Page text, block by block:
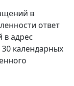
в
ответ
в адрес
календарных